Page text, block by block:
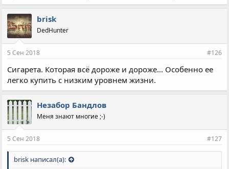
brisk
DedHunter
5 Сен 2018 #126
Сигарета. Которая всё дороже и дороже... Особенно ее
легко купить с низким уровнем жизни.
Незабор Бандлов
Меня знают многие ;-)
5 Сен 2018 #127
brisk написал(а):